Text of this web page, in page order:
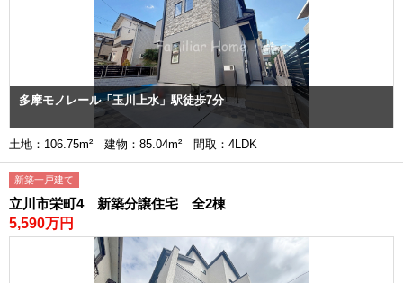
多摩モノレール「玉川上水」駅徒歩7分
土地：106.75m² 建物：85.04m² 間取：4LDK
新築一戸建て
立川市栄町4 新築分譲住宅 全2棟
5,590万円